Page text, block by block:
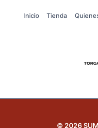
Inicio Tienda
© 2026